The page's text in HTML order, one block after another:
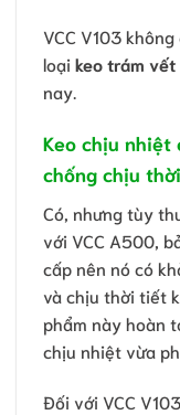
VCC V103
loại keo trám
nay.
Keo chịu nhiệt
chống chịu
Có, nhưng tùy
với VCC A500,
cấp nên nó có
và chịu thời tiết
phẩm này hoàn
chịu nhiệt vừa
Đối với VCC